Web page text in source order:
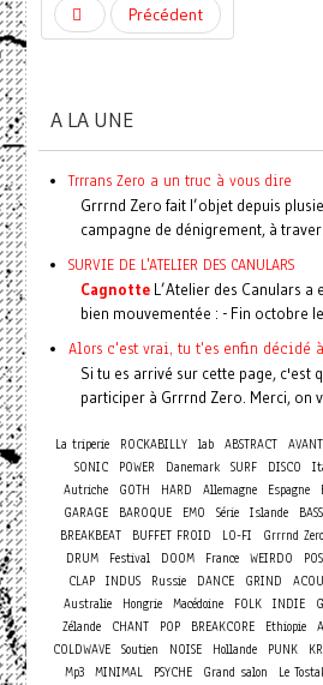
Précédent
A LA UNE
Trrrans Zero a un truc à vous dire
Grrrnd Zero fait l’objet depuis
campagne de dénigrement, à
SURVIE DE L'ATELIER DES CANULARS
CagnotteL’Atelier des Canulars a
bien mouvementée : - Fin octobre
Alors c'est vrai, tu t'es enfin décidé
Si tu es arrivé sur cette page, c'est
participer à Grrrnd Zero. Merci, on
La triperie ROCKABILLY lab ABSTRACT
SONIC
POWER Danemark SURF DISCO
Autriche
GOTH HARD Allemagne Espagne
GARAGE
BAROQUE EMO Série Islande BASS
BREAKBEAT
BUFFET FROID LO-FI Grrrnd
DRUM
Festival DOOM France WEIRDO
CLAP
INDUS Russie DANCE GRIND
Australie
Hongrie Macédoine FOLK INDIE
Zélande
CHANT POP BREAKCORE Ethiopie
COLDWAVE Soutien NOISE Hollande PUNK
Mp3
MINIMAL PSYCHE Grand salon Le